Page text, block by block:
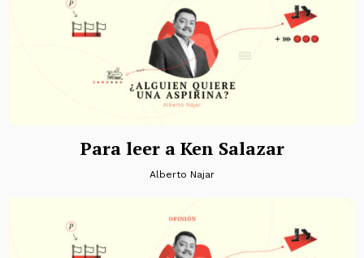
Para leer a Ken Salazar
Alberto Najar